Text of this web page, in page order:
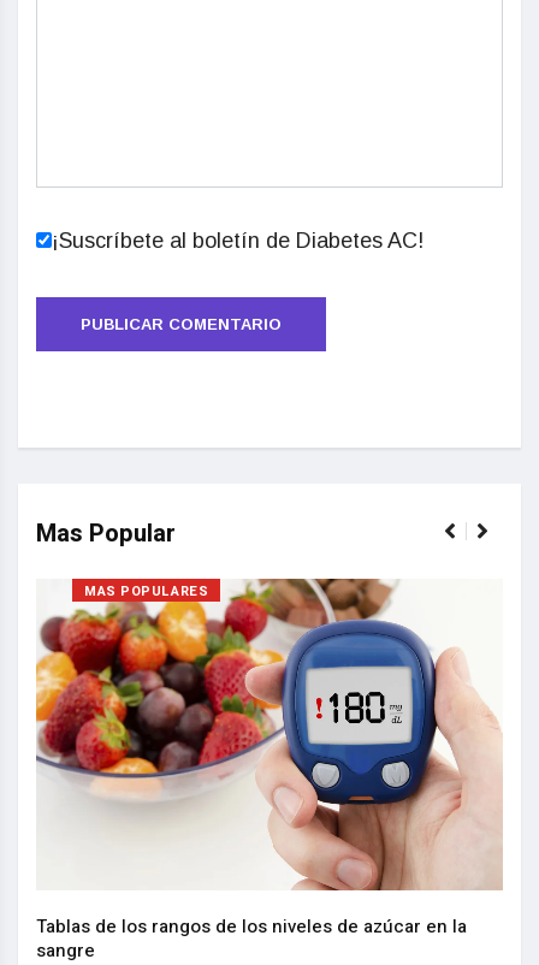
¡Suscríbete al boletín de Diabetes AC!
Mas Popular
MAS POPULARES
Tablas de los rangos de los niveles de azúcar en la
sangre